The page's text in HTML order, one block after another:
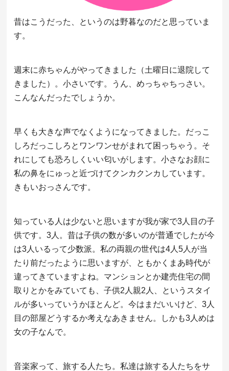
昔はこうだった、というのは野暮なのだと思っていま
す。
週末に赤ちゃんがやってきました（土曜日に退院して
きました）。小さいです。うん、めっちゃちっさい。
こんなんだったでしょうか。
早くも大きな声でなくようになってきました。だっこ
しろだっこしろとワンワンせがまれて困っちゃう。そ
れにしても恐ろしくいい匂いがします。小さなお顔に
私の鼻をにゅっと近づけてクンカクンカしています。
きもいおっさんです。
知っている人は少ないと思いますが我が家で3人目の子
供です。3人。昔は子供の数が多いのが普通でしたが今
は3人いるって少数派。私の両親の世代は4人5人が当
たり前だったように思いますが、ともかくまあ時代が
違ってきていますよね。マンションとか建売住宅の間
取りとかをみていても、子供2人親2人、というスタイ
ルが多いっていうかほとんど。今はまだいいけど、3人
目の部屋どうするか考えなあきません。しかも3人めは
女の子なんで。
音楽家って、旅する人たち。私達は旅する人たちをサ